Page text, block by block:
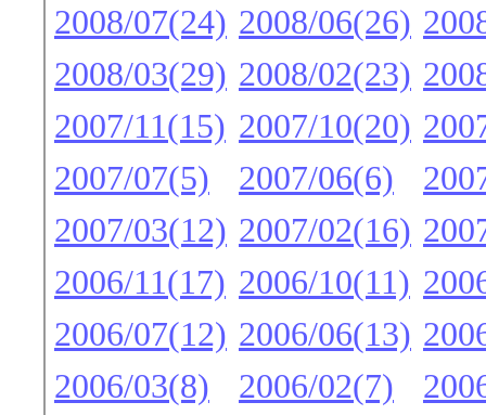
2008/07(24) 2008/06(26)
2008/03(29) 2008/02(23)
2007/11(15) 2007/10(20)
2007/07(5)
2007/06(6)
2007/03(12) 2007/02(16)
2006/11(17) 2006/10(11)
2006/07(12) 2006/06(13)
2006/03(8)
2006/02(7)